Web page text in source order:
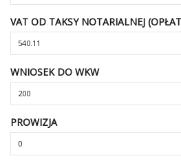
VAT OD TAKSY NOTARIALNEJ
WNIOSEK DO WKW
PROWIZJA